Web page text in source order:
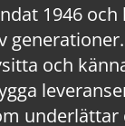
1946 och
och
underlättar